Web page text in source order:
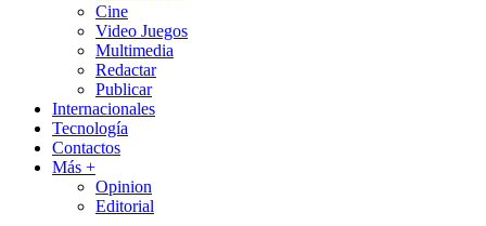
Cine
Video Juegos
Multimedia
Redactar
Publicar
Internacionales
Tecnología
Contactos
Más +
Opinion
Editorial